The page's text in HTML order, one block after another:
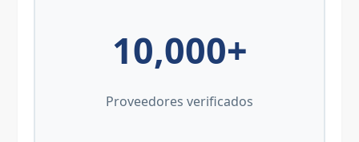
10,000+
Proveedores verificados